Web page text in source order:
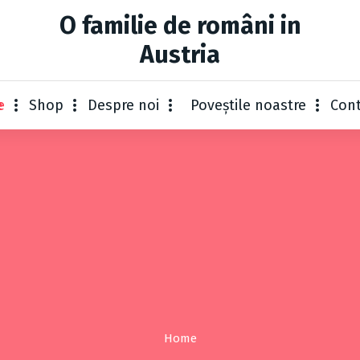
O familie de români in
Austria
Shop Despre noi Poveștile noastre
Home